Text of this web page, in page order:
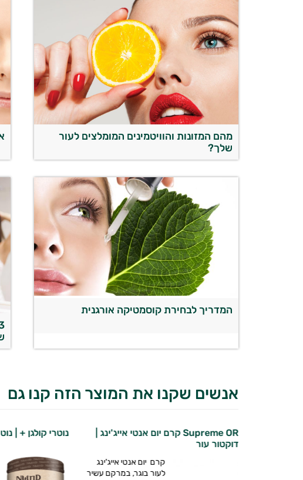
מהם המזונות והוויטמינים המומלצים לעור
שלך?
המדריך לבחירת קוסמטיקה אורגנית
אנשים שקנו את המוצר הזה קנו גם
Supreme OR קרם יום אנטי אייג'ינג |
דוקטור עור
קרם יום אנטי אייג'ינג
לעור בוגר, במרקם עשיר
נוטרי קולגן + |